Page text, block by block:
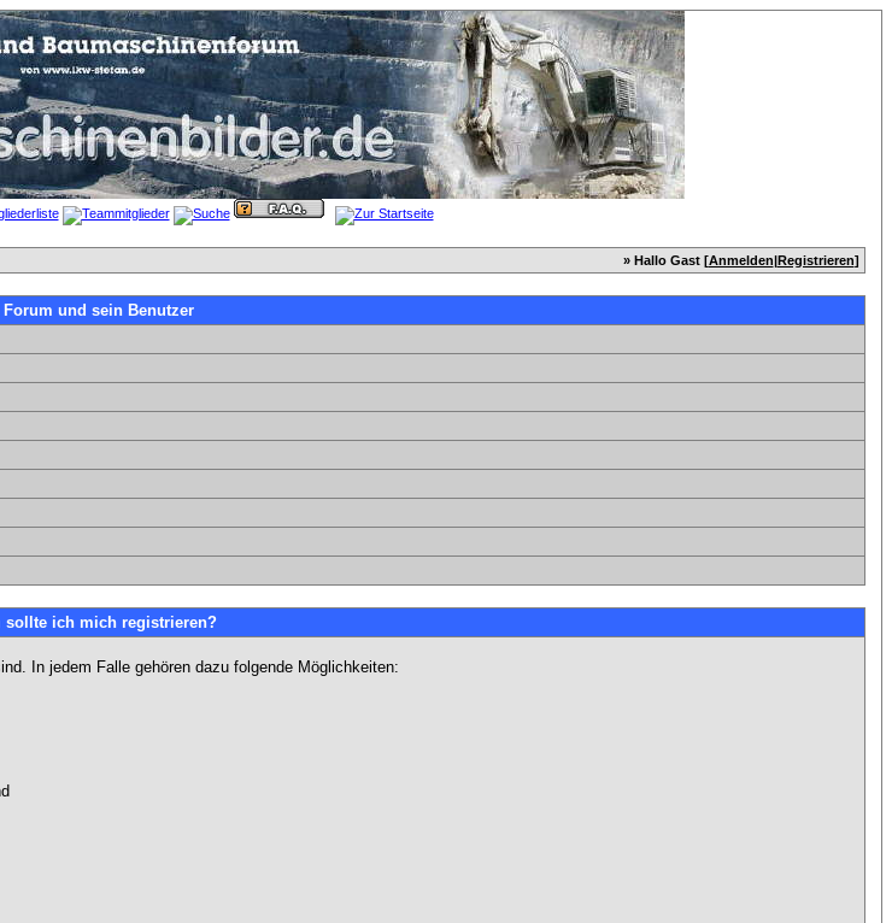
» Hallo Gast [Anmelden|Registrieren]
Forum und sein Benutzer
sollte ich mich registrieren?
In jedem Falle gehören dazu folgende Möglichkeiten: